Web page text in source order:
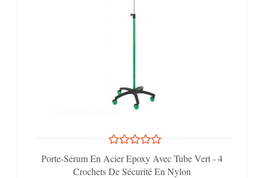
Porte-Sérum En Acier Epoxy Avec Tube Vert - 4
Crochets De Sécurité En Nylon